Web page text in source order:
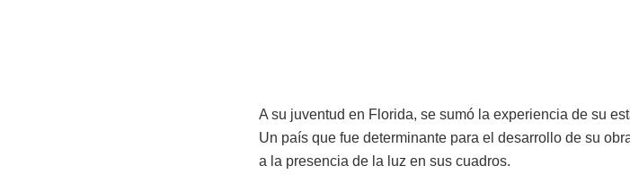
A su juventud en Florida, se sumó la experiencia de su
Un país que fue determinante para el desarrollo de su
a la presencia de la luz en sus cuadros.